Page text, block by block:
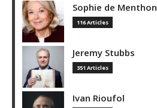
Sophie de Menthon
116 Articles
Jeremy Stubbs
351 Articles
Ivan Rioufol